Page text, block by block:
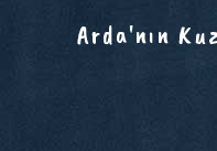
Arda'nın